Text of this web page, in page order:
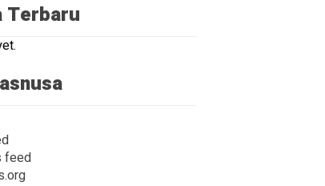
Terbaru
feed